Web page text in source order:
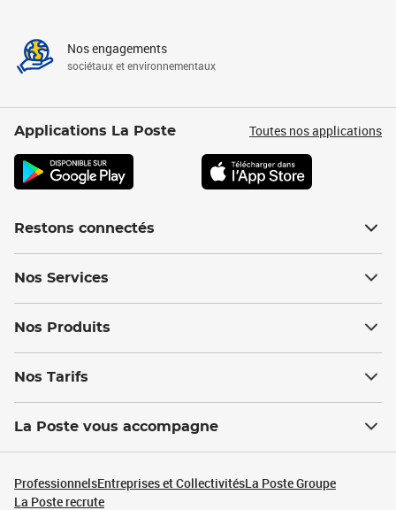
Nos engagements
sociétaux et environnementaux
Applications La Poste Toutes nos applications
Restons connectés
Nos Services
Nos Produits
Nos Tarifs
La Poste vous accompagne
ProfessionnelsEntreprises et CollectivitésLa Poste Groupe
La Poste recrute